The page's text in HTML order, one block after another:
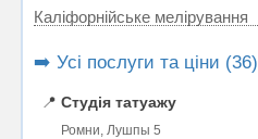
Каліфорнійське мелірування
➡️ Усі послуги та ціни (36)
📍 Студія татуажу
Ромни, Лушпы 5